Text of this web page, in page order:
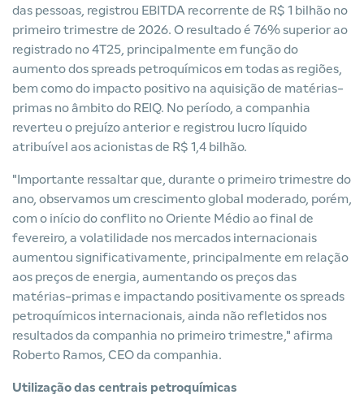
das pessoas, registrou EBITDA recorrente de R$ 1 bilhão no
primeiro trimestre de 2026. O resultado é 76% superior ao
registrado no 4T25, principalmente em função do
aumento dos spreads petroquímicos em todas as regiões,
bem como do impacto positivo na aquisição de matérias-
primas no âmbito do REIQ. No período, a companhia
reverteu o prejuízo anterior e registrou lucro líquido
atribuível aos acionistas de R$ 1,4 bilhão.
"Importante ressaltar que, durante o primeiro trimestre do
ano, observamos um crescimento global moderado, porém,
com o início do conflito no Oriente Médio ao final de
fevereiro, a volatilidade nos mercados internacionais
aumentou significativamente, principalmente em relação
aos preços de energia, aumentando os preços das
matérias-primas e impactando positivamente os spreads
petroquímicos internacionais, ainda não refletidos nos
resultados da companhia no primeiro trimestre," afirma
Roberto Ramos, CEO da companhia.
Utilização das centrais petroquímicas